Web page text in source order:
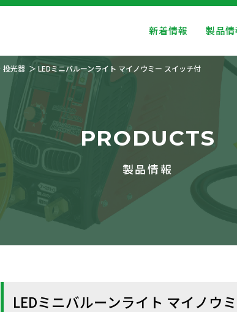
新着情報 製品情
投光器 LEDミニバルーンライト マイノウミー スイッチ付
PRODUCTS
製品情報
LEDミニバルーンライト マイノウ